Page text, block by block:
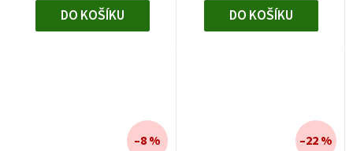
DO KOŠÍKU DO KOŠÍKU
–8 % –22 %